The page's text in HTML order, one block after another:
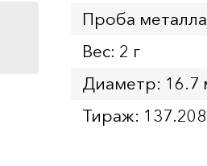
Проба
Вес: 2 г
Диаметр: 16.7
Тираж: